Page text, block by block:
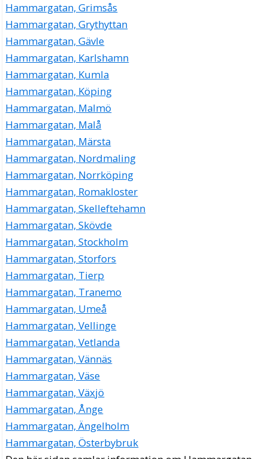
Hammargatan, Grimsås
Hammargatan, Grythyttan
Hammargatan, Gävle
Hammargatan, Karlshamn
Hammargatan, Kumla
Hammargatan, Köping
Hammargatan, Malmö
Hammargatan, Malå
Hammargatan, Märsta
Hammargatan, Nordmaling
Hammargatan, Norrköping
Hammargatan, Romakloster
Hammargatan, Skelleftehamn
Hammargatan, Skövde
Hammargatan, Stockholm
Hammargatan, Storfors
Hammargatan, Tierp
Hammargatan, Tranemo
Hammargatan, Umeå
Hammargatan, Vellinge
Hammargatan, Vetlanda
Hammargatan, Vännäs
Hammargatan, Väse
Hammargatan, Växjö
Hammargatan, Ånge
Hammargatan, Ängelholm
Hammargatan, Österbybruk